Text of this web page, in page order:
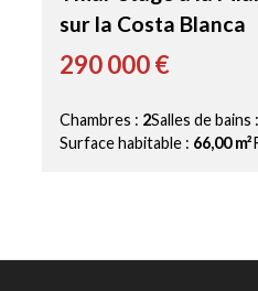
sur la Costa Blanca
290 000 €
Chambres : 2Salles de bains :
Surface habitable : 66,00 m²